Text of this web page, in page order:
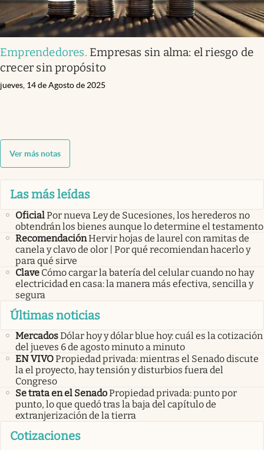
Emprendedores. Empresas sin alma: el riesgo de
crecer sin propósito
jueves, 14 de Agosto de 2025
Ver más notas
Las más leídas
OficialPor nueva Ley de Sucesiones, los herederos no
obtendrán los bienes aunque lo determine el testamento
RecomendaciónHervir hojas de laurel con ramitas de
canela y clavo de olor | Por qué recomiendan hacerlo y
para qué sirve
Clave Cómo cargar la batería del celular cuando no hay
electricidad en casa: la manera más efectiva, sencilla y
segura
Últimas noticias
MercadosDólar hoy y dólar blue hoy: cuál es la cotización
del jueves 6 de agosto minuto a minuto
EN VIVOPropiedad privada: mientras el Senado discute
la el proyecto, hay tensión y disturbios fuera del
Congreso
Se trata en el SenadoPropiedad privada: punto por
punto, lo que quedó tras la baja del capítulo de
extranjerización de la tierra
Cotizaciones